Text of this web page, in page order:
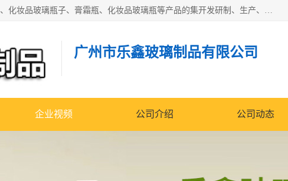
广州乐鑫玻璃制品有限公司是一家专业从事化妆品瓶子、化妆品玻璃瓶子、膏霜瓶、化妆品玻璃瓶等产品的集开发研制、生产、销售于一体的实业型玻璃制品生产企业。产品从设计、开模、试样、生产、蒙砂、抛光、喷涂、高低温单色及多色印刷，烫金（银）到交货实现一条龙服务。
广州市乐鑫玻璃制品有限公司
企业视频 公司介绍 公司动态